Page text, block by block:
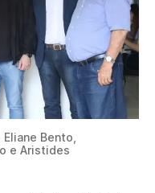
Bento,
e Aristides